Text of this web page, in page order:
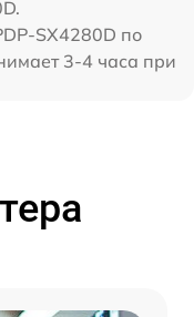
SX4280D по
3-4 часа при